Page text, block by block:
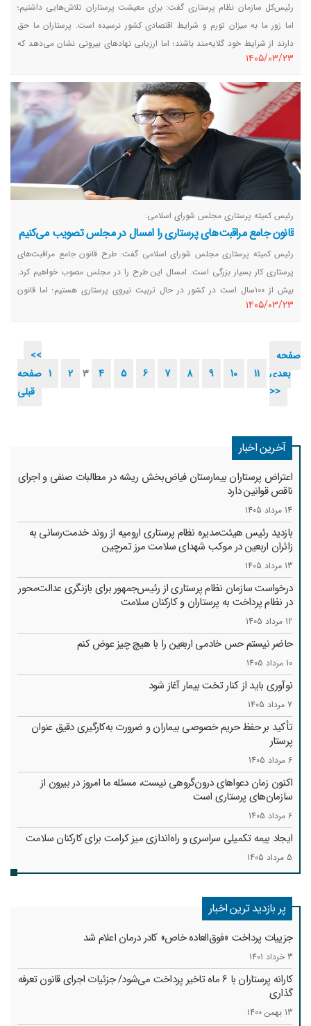
رئیس‌کل سازمان نظام پرستاری گفت: برای معیشت پرستاران تلاش‌هایی داشتیم؛
اما زور ما به میزان تورم و شرایط اقتصادی کشور نرسیده است. پرستاران ما حق
دارند از شرایط خود گلایه‌مند باشند؛ اما ارزیابی نهاد‌های بیرونی نشان می‌دهد که
سازمان از حوزه اختیارات خود به خوبی استفاده کرده و امروز جایگاه خوبی دارد،
البته حتما باید تلاش بیشتری داشته باشیم.
١٤٠٥/٠٣/٢٣
رئیس کمیته پرستاری مجلس شورای اسلامی:
قانون جامع مراقبت‌های پرستاری را امسال در مجلس تصویب می‌کنیم
رئیس کمیته پرستاری مجلس شورای اسلامی گفت: طرح قانون جامع مراقبت‌های
پرستاری کار بسیار بزرگی است. امسال این طرح را در مجلس مصوب خواهیم کرد.
بیش از ۱۰۰سال است در کشور در حال تربیت نیروی پرستاری هستیم؛ اما قانون
جامع مراقبت‌ها را نداریم.
١٤٠٥/٠٣/٢٣
<<
صفحه
قبلی
1 2 3 4 5 6 7 8 9 10 11
صفحه
بعدی
>>
آخرین اخبار
اعتراض پرستاران بیمارستان فیاض‌بخش ریشه در مطالبات صنفی و اجرای
ناقص قوانین دارد
14 مرداد 1405
بازدید رئیس هیئت‌مدیره نظام پرستاری ارومیه از روند خدمت‌رسانی به
زائران اربعین در موکب شهدای سلامت مرز تمرچین
13 مرداد 1405
درخواست سازمان نظام پرستاری از رئیس‌جمهور برای بازنگری عدالت‌محور
در نظام پرداخت به پرستاران و کارکنان سلامت
12 مرداد 1405
حاضر نیستم حس خادمی اربعین را با هیچ چیز عوض کنم
10 مرداد 1405
نوآوری باید از کنار تخت بیمار آغاز شود
7 مرداد 1405
تأکید بر حفظ حریم خصوصی بیماران و ضرورت به‌کارگیری دقیق عنوان
پرستار
6 مرداد 1405
اکنون زمان دعواهای درون‌گروهی نیست، مسئله ما امروز در بیرون از
سازمان‌های پرستاری است
6 مرداد 1405
ایجاد بیمه تکمیلی سراسری و راه‌اندازی میز کرامت برای کارکنان سلامت
5 مرداد 1405
پر بازدید ترین اخبار
جزییات پرداخت «فوق‌العاده خاص» کادر درمان اعلام شد
3 خرداد 1401
کارانه‌ پرستاران با 6 ماه تاخیر پرداخت می‌شود/ جزئیات اجرای قانون تعرفه
گذاری
13 بهمن 1400